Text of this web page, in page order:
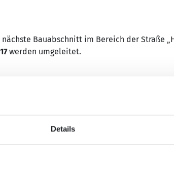
Details
Bauabschnitt im Bereich der Straße
werden umgeleitet.